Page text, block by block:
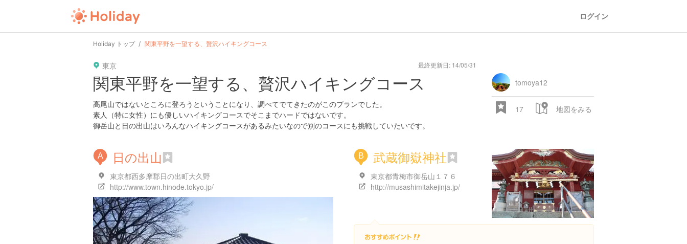
ログイン
Holiday トップ 関東平野を一望する、贅沢ハイキングコース
東京 最終更新日: 14/05/31
関東平野を一望する、贅沢ハイキングコース
高尾山ではないところに登ろうということになり、調べてでてきたのがこのプランでした。
素人（特に女性）にも優しいハイキングコースでそこまでハードではないです。
御岳山と日の出山はいろんなハイキングコースがあるみたいなので別のコースにも挑戦していたいです。
tomoya12
17 地図をみる
A 日の出山
東京都西多摩郡日の出町大久野
http://www.town.hinode.tokyo.jp/
B 武蔵御嶽神社
東京都青梅市御岳山１７６
http://musashimitakejinja.jp/